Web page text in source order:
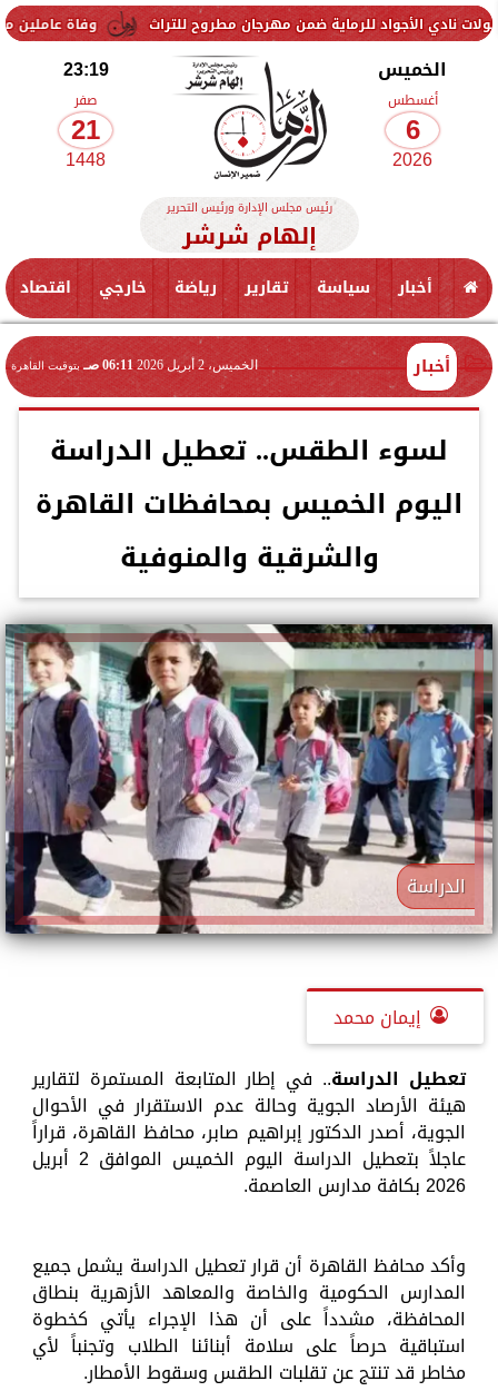
وفاة عاملين متأثرين للرماية ضمن مهرجان مطروح للتراث
الخميس
أغسطس
6
2026
23:19
صفر
21
1448
رئيس مجلس الإدارة ورئيس التحرير
إلهام شرشر
أخبار سياسة تقارير رياضة خارجي اقتصاد
أخبار الخميس، 2 أبريل 2026 06:11 صـ بتوقيت القاهرة
لسوء الطقس.. تعطيل الدراسة
اليوم الخميس بمحافظات القاهرة
والشرقية والمنوفية
الدراسة
إيمان محمد
تعطيل الدراسة.. ​في إطار المتابعة المستمرة لتقارير
هيئة الأرصاد الجوية وحالة عدم الاستقرار في الأحوال
الجوية، أصدر الدكتور إبراهيم صابر، محافظ القاهرة، قراراً
عاجلاً بتعطيل الدراسة اليوم الخميس الموافق 2 أبريل
2026 بكافة مدارس العاصمة.
و​أكد محافظ القاهرة أن قرار تعطيل الدراسة يشمل جميع
المدارس الحكومية والخاصة والمعاهد الأزهرية بنطاق
المحافظة، مشدداً على أن هذا الإجراء يأتي كخطوة
استباقية حرصاً على سلامة أبنائنا الطلاب وتجنباً لأي
مخاطر قد تنتج عن تقلبات الطقس وسقوط الأمطار.